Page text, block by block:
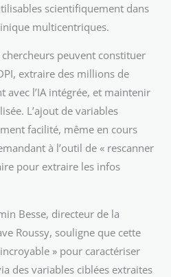
scientifiquement dans
multicentriques.
chercheurs peuvent constituer
extraire des millions de
avec l’IA intégrée, et maintenir
L’ajout de variables
facilité, même en cours
à l’outil de « rescanner
pour extraire les infos
Besse, directeur de la
Roussy, souligne que cette
» pour caractériser
des variables ciblées extraites